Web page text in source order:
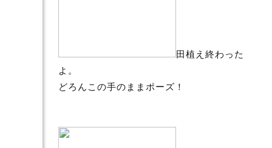
田植え終わった
よ。
どろんこの手のままポーズ！